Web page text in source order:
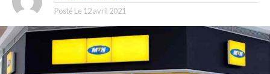
Posté Le 12 avril 2021